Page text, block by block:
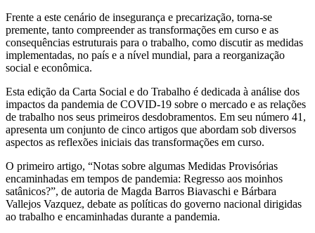
Frente a este cenário de insegurança e precarização, torna-se
premente, tanto compreender as transformações em curso e as
consequências estruturais para o trabalho, como discutir as medidas
implementadas, no país e a nível mundial, para a reorganização
social e econômica.
Esta edição da Carta Social e do Trabalho é dedicada à análise dos
impactos da pandemia de COVID-19 sobre o mercado e as relações
de trabalho nos seus primeiros desdobramentos. Em seu número 41,
apresenta um conjunto de cinco artigos que abordam sob diversos
aspectos as reflexões iniciais das transformações em curso.
O primeiro artigo, “Notas sobre algumas Medidas Provisórias
encaminhadas em tempos de pandemia: Regresso aos moinhos
satânicos?”, de autoria de Magda Barros Biavaschi e Bárbara
Vallejos Vazquez, debate as políticas do governo nacional dirigidas
ao trabalho e encaminhadas durante a pandemia.